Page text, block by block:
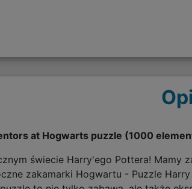
at Hogwarts puzzle (1000
świecie Harry'ego Pottera!
zakamarki Hogwartu - Puzzle